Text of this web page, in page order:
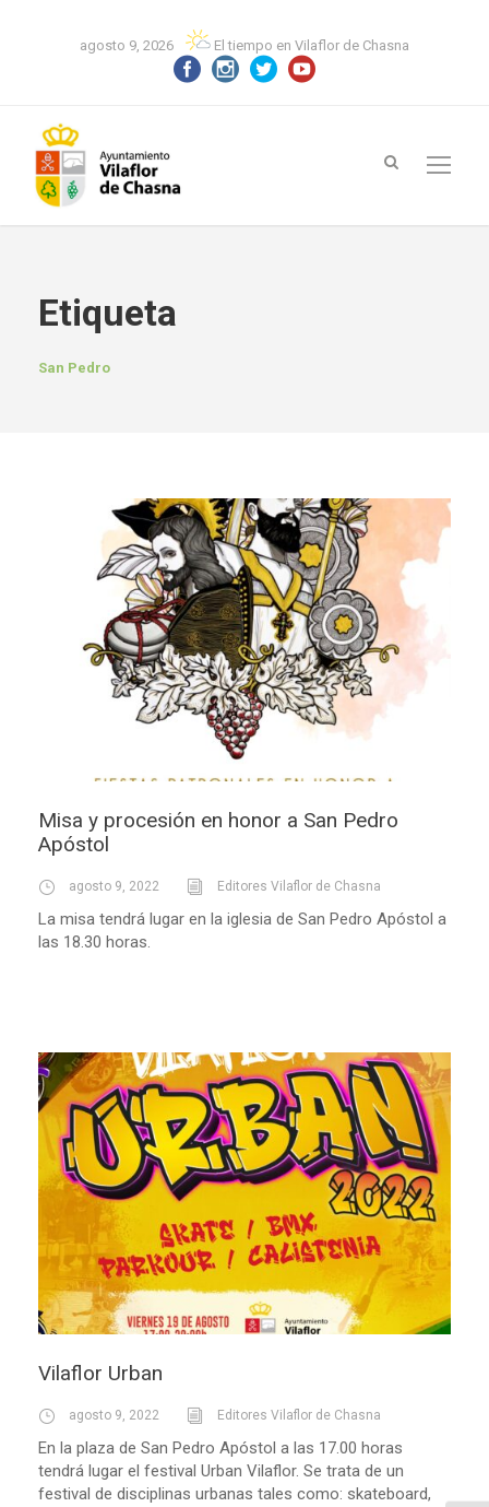
agosto 9, 2026 El tiempo en Vilaflor de Chasna
Etiqueta
San Pedro
Misa y procesión en honor a San Pedro
Apóstol
agosto 9, 2022 Editores Vilaflor de Chasna
La misa tendrá lugar en la iglesia de San Pedro Apóstol a
las 18.30 horas.
Vilaflor Urban
agosto 9, 2022 Editores Vilaflor de Chasna
En la plaza de San Pedro Apóstol a las 17.00 horas
tendrá lugar el festival Urban Vilaflor. Se trata de un
festival de disciplinas urbanas tales como: skateboard,